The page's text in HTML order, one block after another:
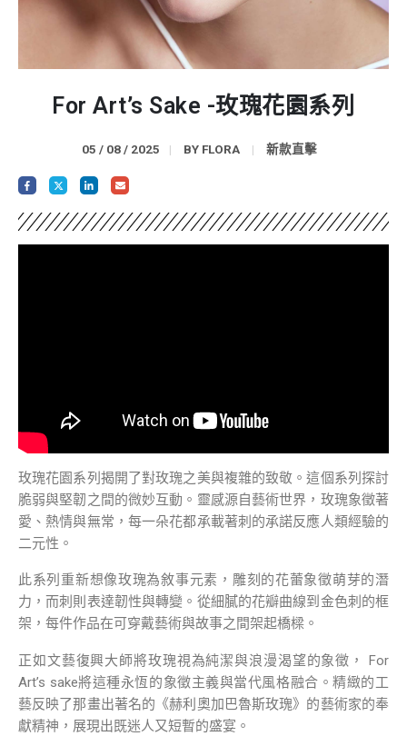
For Art’s Sake -玫瑰花園系列
05 / 08 / 2025 BY FLORA 新款直擊
玫瑰花園系列揭開了對玫瑰之美與複雜的致敬。這個系列探討
脆弱與堅韌之間的微妙互動。靈感源自藝術世界，玫瑰象徵著
愛、熱情與無常，每一朵花都承載著刺的承諾反應人類經驗的
二元性。
此系列重新想像玫瑰為敘事元素，雕刻的花蕾象徵萌芽的潛
力，而刺則表達韌性與轉變。從細膩的花瓣曲線到金色刺的框
架，每件作品在可穿戴藝術與故事之間架起橋樑。
正如文藝復興大師將玫瑰視為純潔與浪漫渴望的象徵， For
Art’s sake將這種永恆的象徵主義與當代風格融合。精緻的工
藝反映了那畫出著名的《赫利奧加巴魯斯玫瑰》的藝術家的奉
獻精神，展現出既迷人又短暫的盛宴。